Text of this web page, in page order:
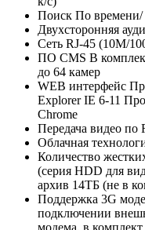
Поиск По
Двухсторонняя
Сеть RJ-45 (10M/
ПО CMS В
до 64 камер
WEB интерфейс
Explorer IE 6-11
Chrome
Передача видео по
Облачная
Количество
(серия HDD для
архив 14TБ (не в
Поддержка 3G
подключении